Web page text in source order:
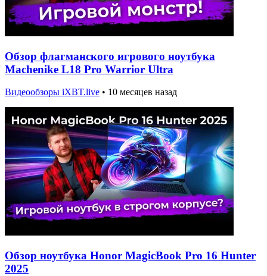
Обзор флагманского игрового ноутбука
Machenike L18 Pro Warrior Ultra
Видеообзоры iXBT.live • 10 месяцев назад
Обзор ноутбука Honor MagicBook Pro 16 Hunter
2025